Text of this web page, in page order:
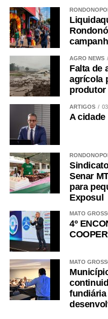
AGRO NEWS
Falta de
agrícola
produtor
ARTIGOS
A cidade
Senar
para
Exposul
MATO
4º
MATO